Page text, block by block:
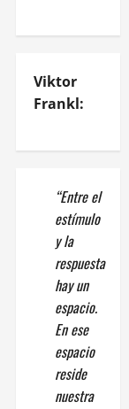
Viktor
Frankl:
“Entre el
estímulo
y la
respuesta
hay un
espacio.
En ese
espacio
reside
nuestra